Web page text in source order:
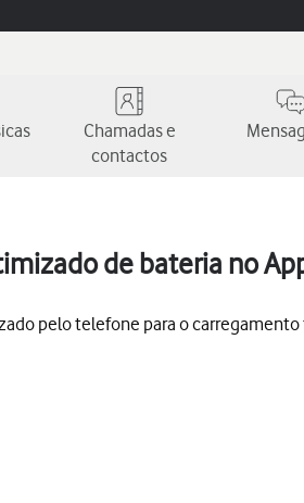
Chamadas e
contactos
de bateria no
pelo telefone para o